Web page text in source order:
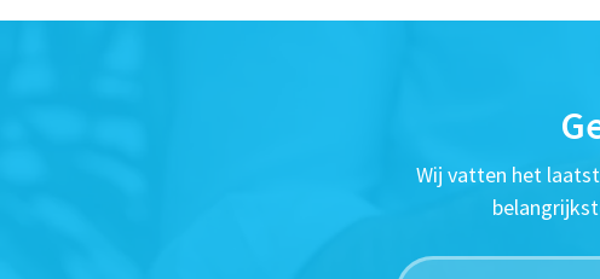
Wij vatten het